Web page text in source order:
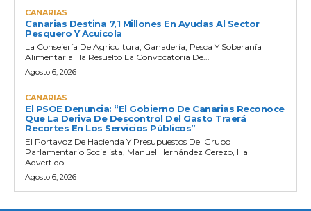
CANARIAS
Canarias Destina 7,1 Millones En Ayudas Al Sector
Pesquero Y Acuícola
La Consejería De Agricultura, Ganadería, Pesca Y Soberanía
Alimentaria Ha Resuelto La Convocatoria De...
Agosto 6, 2026
CANARIAS
El PSOE Denuncia: “El Gobierno De Canarias Reconoce
Que La Deriva De Descontrol Del Gasto Traerá
Recortes En Los Servicios Públicos”
El Portavoz De Hacienda Y Presupuestos Del Grupo
Parlamentario Socialista, Manuel Hernández Cerezo, Ha
Advertido...
Agosto 6, 2026